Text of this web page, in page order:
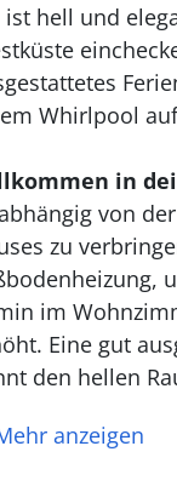
ist hell und
Whirlpool
in
von
zu
im
Eine gut
den hellen
ihr euch auf
anzeigen